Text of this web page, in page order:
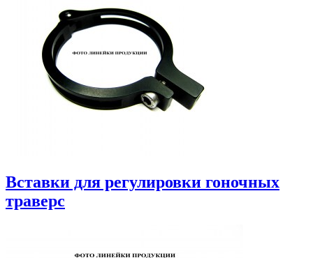
Вставки для регулировки гоночных
траверс